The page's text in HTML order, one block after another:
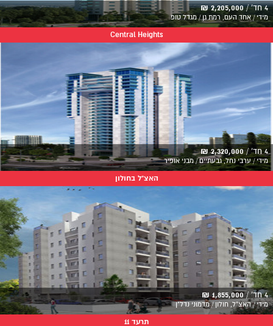
4 חד' / 2,205,000 ₪
מידי / אחד העם, רמת גן / מגדל טופ
Central Heights
4 חד' / 2,320,000 ₪
מידי / ערבי נחל, גבעתיים / מבני אופיר
האצ"ל בחולון
4 חד' / 1,855,000 ₪
מידי / האצ"ל, חולון / מדמוני נדל"ן
תרעד 11